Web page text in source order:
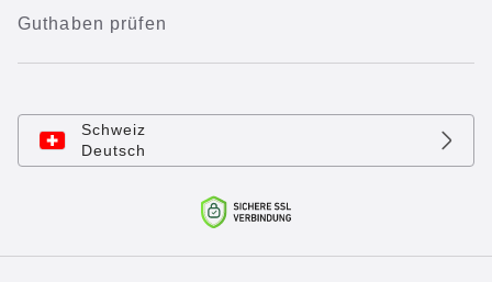
Guthaben prüfen
Schweiz
Deutsch